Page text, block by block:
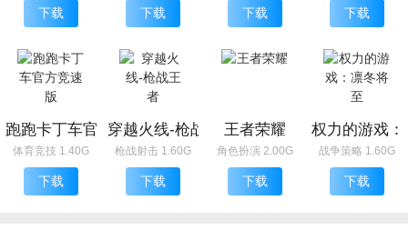
下载 下载 下载 下载
跑跑卡丁车官方竞速版
体育竞技 1.40G
下载
穿越火线-枪战王者
枪战射击 1.60G
下载
王者荣耀
角色扮演 2.00G
下载
权力的游戏
战争策略 1.60G
下载